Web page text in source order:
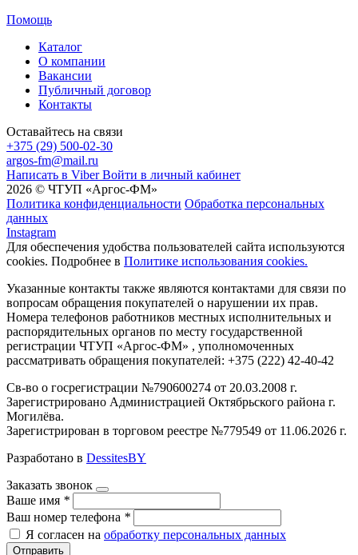
Помощь
Каталог
О компании
Вакансии
Публичный договор
Контакты
Оставайтесь на связи
+375 (29) 500-02-30
argos-fm@mail.ru
Написать в Viber Войти в личный кабинет
2026 © ЧТУП «Аргос-ФМ»
Политика конфиденциальности Обработка персональных
данных
Instagram
Для обеспечения удобства пользователей сайта используются
cookies. Подробнее в Политике использования cookies.
Указанные контакты также являются контактами для связи по
вопросам обращения покупателей о нарушении их прав.
Номера телефонов работников местных исполнительных и
распорядительных органов по месту государственной
регистрации ЧТУП «Аргос-ФМ» , уполномоченных
рассматривать обращения покупателей: +375 (222) 42-40-42
Св-во о госрегистрации №790600274 от 20.03.2008 г.
Зарегистрировано Администрацией Октябрьского района г.
Могилёва.
Зарегистрирован в торговом реестре №779549 от 11.06.2026 г.
Разработано в DessitesBY
Заказать звонок
Ваше имя *
Ваш номер телефона *
Я согласен на обработку персональных данных
Отправить